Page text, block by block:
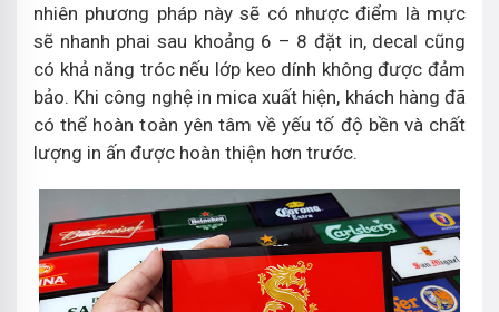
nhiên phương pháp này sẽ có nhược điểm là mực
sẽ nhanh phai sau khoảng 6 – 8 đặt in, decal cũng
có khả năng tróc nếu lớp keo dính không được đảm
bảo. Khi công nghệ in mica xuất hiện, khách hàng đã
có thể hoàn toàn yên tâm về yếu tố độ bền và chất
lượng in ấn được hoàn thiện hơn trước.